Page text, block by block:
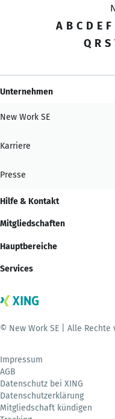
A B C D E F
Q R S
Unternehmen
New Work SE
Karriere
Presse
Hilfe & Kontakt
Mitgliedschaften
Hauptbereiche
Services
© New Work SE | Alle Rechte
Impressum
AGB
Datenschutz bei XING
Datenschutzerklärung
Mitgliedschaft kündigen